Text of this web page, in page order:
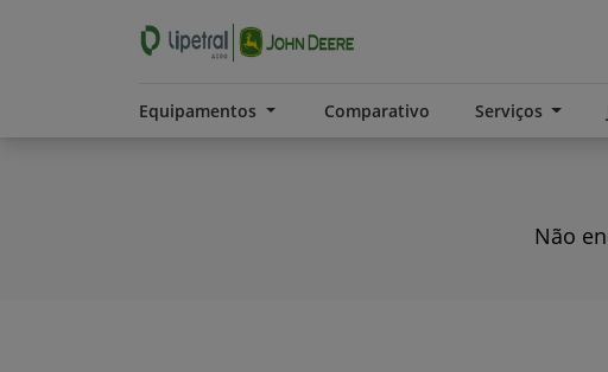
Equipamentos Comparativo Serviços
Não